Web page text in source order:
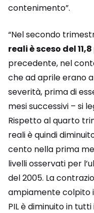
contenimento”.
“Nel secondo
reali è sceso del
precedente, nel
che ad aprile erano
severità, prima di
mesi successivi – si
Rispetto al quarto
reali è quindi
cento nella prima
livelli osservati per
del 2005. La
ampiamente colpito
PIL è diminuito in